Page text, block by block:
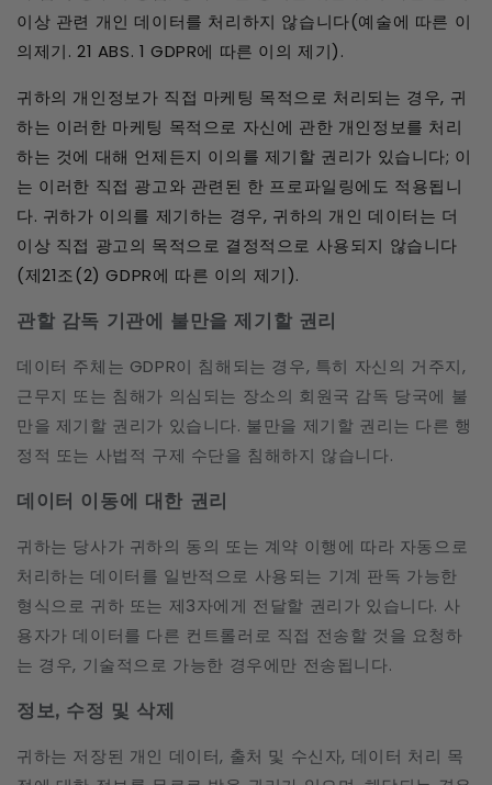
이상 관련 개인 데이터를 처리하지 않습니다(예술에 따른 이
의제기. 21 ABS. 1 GDPR에 따른 이의 제기).
귀하의 개인정보가 직접 마케팅 목적으로 처리되는 경우, 귀
하는 이러한 마케팅 목적으로 자신에 관한 개인정보를 처리
하는 것에 대해 언제든지 이의를 제기할 권리가 있습니다; 이
는 이러한 직접 광고와 관련된 한 프로파일링에도 적용됩니
다. 귀하가 이의를 제기하는 경우, 귀하의 개인 데이터는 더
이상 직접 광고의 목적으로 결정적으로 사용되지 않습니다
(제21조(2) GDPR에 따른 이의 제기).
관할 감독 기관에 불만을 제기할 권리
데이터 주체는 GDPR이 침해되는 경우, 특히 자신의 거주지,
근무지 또는 침해가 의심되는 장소의 회원국 감독 당국에 불
만을 제기할 권리가 있습니다. 불만을 제기할 권리는 다른 행
정적 또는 사법적 구제 수단을 침해하지 않습니다.
데이터 이동에 대한 권리
귀하는 당사가 귀하의 동의 또는 계약 이행에 따라 자동으로
처리하는 데이터를 일반적으로 사용되는 기계 판독 가능한
형식으로 귀하 또는 제3자에게 전달할 권리가 있습니다. 사
용자가 데이터를 다른 컨트롤러로 직접 전송할 것을 요청하
는 경우, 기술적으로 가능한 경우에만 전송됩니다.
정보, 수정 및 삭제
귀하는 저장된 개인 데이터, 출처 및 수신자, 데이터 처리 목